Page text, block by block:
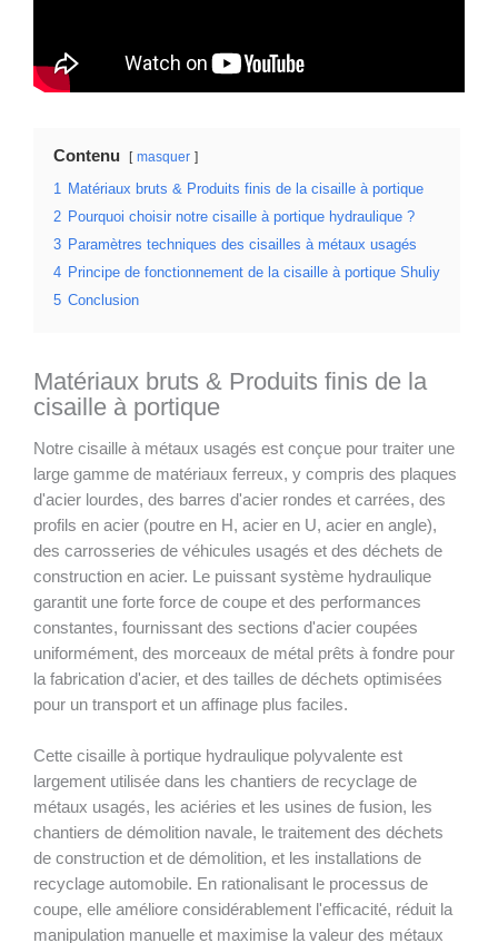
Contenu masquer
1
Matériaux bruts & Produits finis de la cisaille à portique
2 Pourquoi choisir notre cisaille à portique hydraulique ?
3 Paramètres techniques des cisailles à métaux usagés
4 Principe de fonctionnement de la cisaille à portique Shuliy
5 Conclusion
Matériaux bruts & Produits finis de la
cisaille à portique
Notre cisaille à métaux usagés est conçue pour traiter une
large gamme de matériaux ferreux, y compris des plaques
d'acier lourdes, des barres d'acier rondes et carrées, des
profils en acier (poutre en H, acier en U, acier en angle),
des carrosseries de véhicules usagés et des déchets de
construction en acier. Le puissant système hydraulique
garantit une forte force de coupe et des performances
constantes, fournissant des sections d'acier coupées
uniformément, des morceaux de métal prêts à fondre pour
la fabrication d'acier, et des tailles de déchets optimisées
pour un transport et un affinage plus faciles.
Cette cisaille à portique hydraulique polyvalente est
largement utilisée dans les chantiers de recyclage de
métaux usagés, les aciéries et les usines de fusion, les
chantiers de démolition navale, le traitement des déchets
de construction et de démolition, et les installations de
recyclage automobile. En rationalisant le processus de
coupe, elle améliore considérablement l'efficacité, réduit la
manipulation manuelle et maximise la valeur des métaux